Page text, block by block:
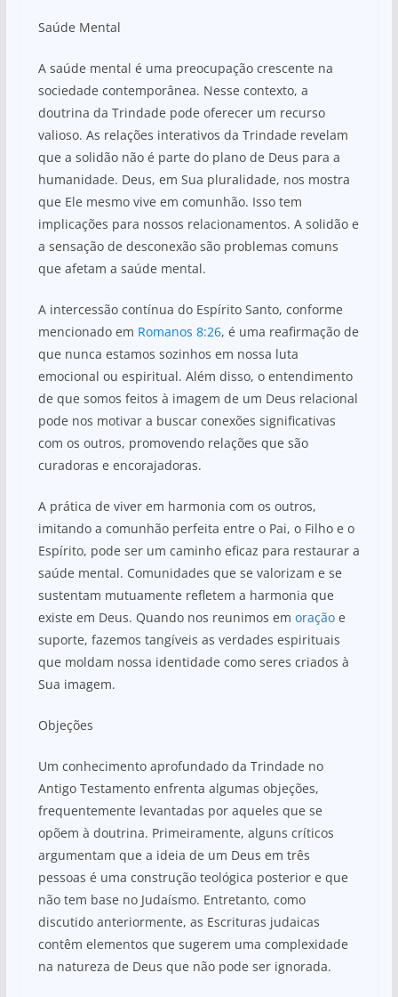
Saúde Mental
A saúde mental é uma preocupação crescente na
sociedade contemporânea. Nesse contexto, a
doutrina da Trindade pode oferecer um recurso
valioso. As relações interativos da Trindade revelam
que a solidão não é parte do plano de Deus para a
humanidade. Deus, em Sua pluralidade, nos mostra
que Ele mesmo vive em comunhão. Isso tem
implicações para nossos relacionamentos. A solidão e
a sensação de desconexão são problemas comuns
que afetam a saúde mental.
A intercessão contínua do Espírito Santo, conforme
mencionado em Romanos 8:26, é uma reafirmação de
que nunca estamos sozinhos em nossa luta
emocional ou espiritual. Além disso, o entendimento
de que somos feitos à imagem de um Deus relacional
pode nos motivar a buscar conexões significativas
com os outros, promovendo relações que são
curadoras e encorajadoras.
A prática de viver em harmonia com os outros,
imitando a comunhão perfeita entre o Pai, o Filho e o
Espírito, pode ser um caminho eficaz para restaurar a
saúde mental. Comunidades que se valorizam e se
sustentam mutuamente refletem a harmonia que
existe em Deus. Quando nos reunimos em oraçãoe
suporte, fazemos tangíveis as verdades espirituais
que moldam nossa identidade como seres criados à
Sua imagem.
Objeções
Um conhecimento aprofundado da Trindade no
Antigo Testamento enfrenta algumas objeções,
frequentemente levantadas por aqueles que se
opõem à doutrina. Primeiramente, alguns críticos
argumentam que a ideia de um Deus em três
pessoas é uma construção teológica posterior e que
não tem base no Judaísmo. Entretanto, como
discutido anteriormente, as Escrituras judaicas
contêm elementos que sugerem uma complexidade
na natureza de Deus que não pode ser ignorada.